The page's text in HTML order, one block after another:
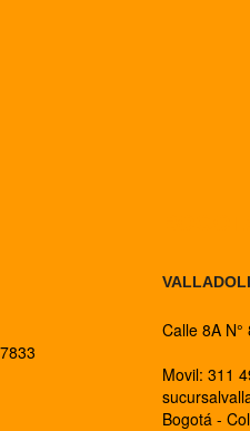
Calle 8A N°
Movil: 311
Bogotá -